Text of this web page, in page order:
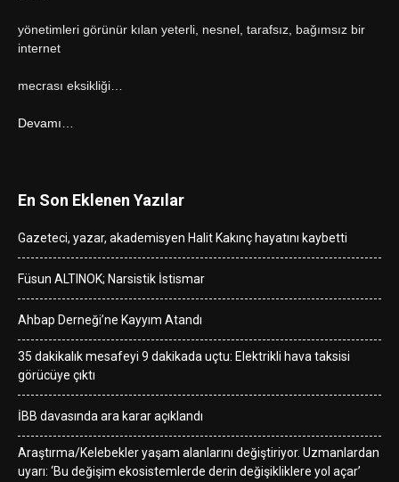
yönetimleri görünür kılan yeterli, nesnel, tarafsız, bağımsız bir
internet
mecrası eksikliği…
Devamı…
En Son Eklenen Yazılar
Gazeteci, yazar, akademisyen Halit Kakınç hayatını kaybetti
Füsun ALTINOK; Narsistik İstismar
Ahbap Derneği’ne Kayyım Atandı
35 dakikalık mesafeyi 9 dakikada uçtu: Elektrikli hava taksisi
görücüye çıktı
İBB davasında ara karar açıklandı
Araştırma/Kelebekler yaşam alanlarını değiştiriyor. Uzmanlardan
uyarı: ‘Bu değişim ekosistemlerde derin değişikliklere yol açar’